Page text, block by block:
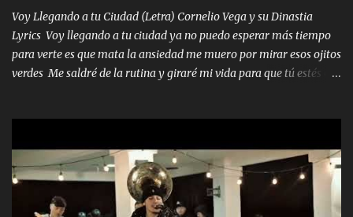
tenerte aquí espero que quiera...
Voy Llegando a tu Ciudad (Letra) Cornelio Vega y su Dinastia
Lyrics Voy llegando a tu ciudad ya no puedo esperar más tiempo
para verte es que mata la ansiedad me muero por mirar esos ojitos
verdes Me saldré de la rutina y giraré mi vida para que tú estés en
solo yo tendre el candado 🔒 del amor ❤️ Música Mil y un besos
para dar ya estando en tu ciudad no habrá quien lo detenga si las
copas van de más vayamos a un lugar y cerremos las puertas
Entre alcohol y besos se va incrementado el Fuego en esa